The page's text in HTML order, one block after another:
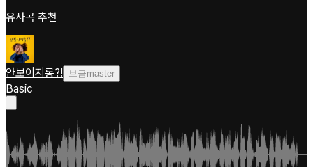
유사곡 추천
안보이지롱?! 브금master
Basic